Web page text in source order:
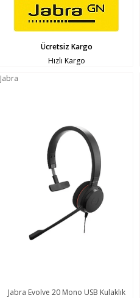
Ücretsiz Kargo
Hızlı Kargo
Jabra
Jabra Evolve 20 Mono USB Kulaklık